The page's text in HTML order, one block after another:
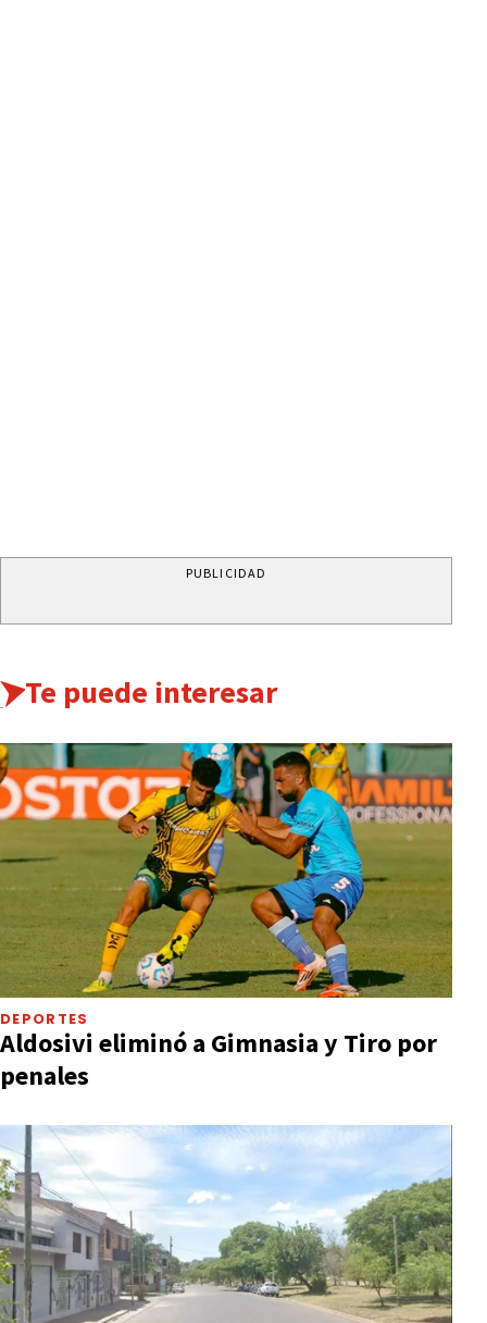
PUBLICIDAD
Te puede interesar
DEPORTES
Aldosivi eliminó a Gimnasia y Tiro por
penales